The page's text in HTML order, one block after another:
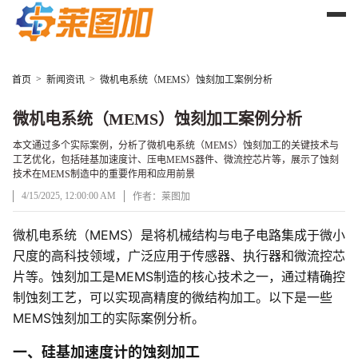
首页 > 新闻资讯 > 微机电系统（MEMS）蚀刻加工案例分析
微机电系统（MEMS）蚀刻加工案例分析
本文通过多个实际案例，分析了微机电系统（MEMS）蚀刻加工的关键技术与
工艺优化，包括硅基加速度计、压电MEMS器件、微流控芯片等，展示了蚀刻
技术在MEMS制造中的重要作用和应用前景
4/15/2025, 12:00:00 AM
作者：莱图加
文章正文
微机电系统（MEMS）是将机械结构与电子电路集成于微小
尺度的高科技领域，广泛应用于传感器、执行器和微流控芯
片等。蚀刻加工是MEMS制造的核心技术之一，通过精确控
制蚀刻工艺，可以实现高精度的微结构加工。以下是一些
MEMS蚀刻加工的实际案例分析。
一、硅基加速度计的蚀刻加工